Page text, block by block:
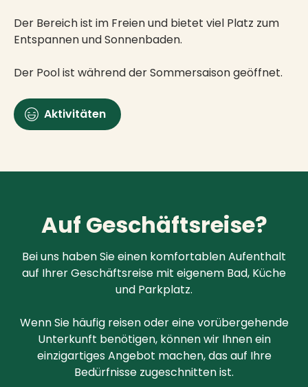
Der Bereich ist im Freien und bietet viel Platz zum
Entspannen und Sonnenbaden.
Der Pool ist während der Sommersaison geöffnet.
Aktivitäten
Auf Geschäftsreise?
Bei uns haben Sie einen komfortablen Aufenthalt
auf Ihrer Geschäftsreise mit eigenem Bad, Küche
und Parkplatz.
Wenn Sie häufig reisen oder eine vorübergehende
Unterkunft benötigen, können wir Ihnen ein
einzigartiges Angebot machen, das auf Ihre
Bedürfnisse zugeschnitten ist.